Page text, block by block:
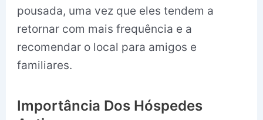
pousada, uma vez que eles tendem a
retornar com mais frequência e a
recomendar o local para amigos e
familiares.
Importância Dos Hóspedes